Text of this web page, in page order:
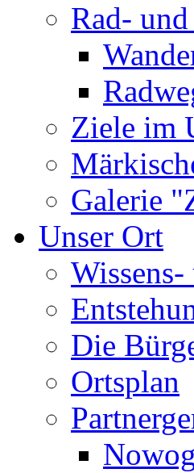
Rad-
Ziele im
Galerie
Unser Ort
Wissens-
Die
Ortsplan